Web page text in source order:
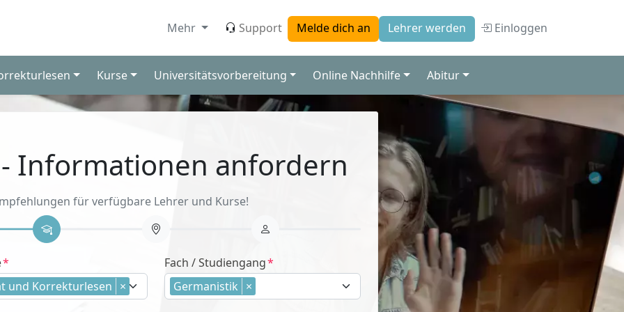
Mehr Support Melde dich an Lehrer werden Einloggen
Kurse Universitätsvorbereitung Online Nachhilfe Abitur
Informationen anfordern
für verfügbare Lehrer und Kurse!
und Korrekturlesen ×
Fach / Studiengang
Germanistik ×